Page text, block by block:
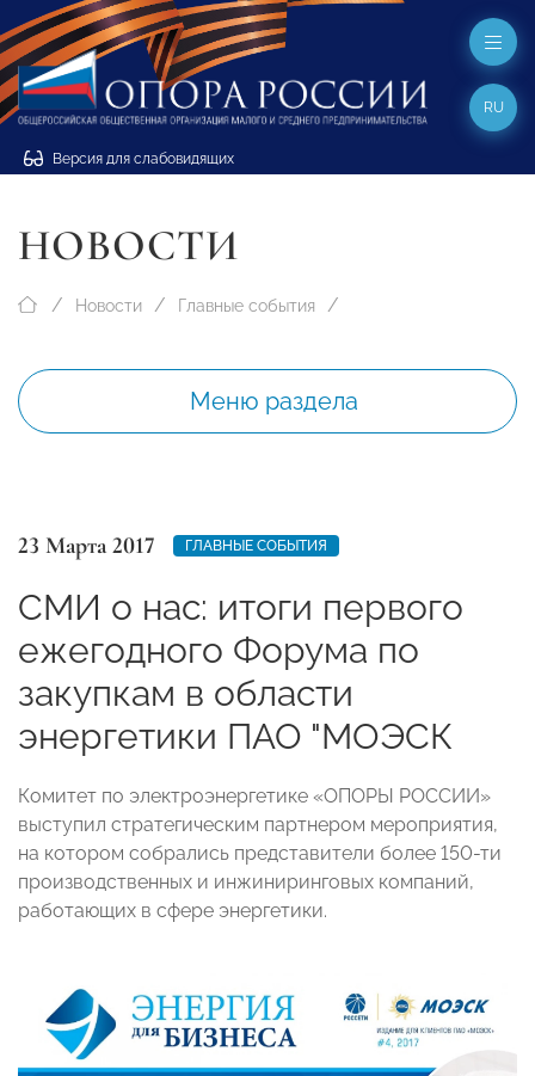
Версия для слабовидящих
RU
НОВОСТИ
Новости Главные события
Меню раздела
23 Марта 2017 ГЛАВНЫЕ СОБЫТИЯ
СМИ о нас: итоги первого
ежегодного Форума по
закупкам в области
энергетики ПАО "МОЭСК
Комитет по электроэнергетике «ОПОРЫ РОССИИ»
выступил стратегическим партнером мероприятия,
на котором собрались представители более 150-ти
производственных и инжиниринговых компаний,
работающих в сфере энергетики.